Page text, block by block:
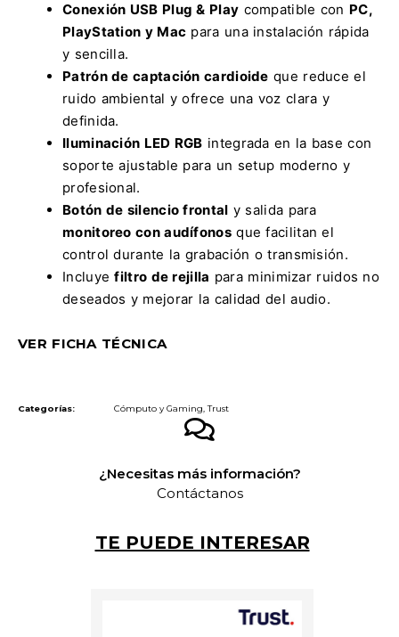
Conexión USB Plug & Play compatible con PC,
PlayStation y Mac para una instalación rápida
y sencilla.
Patrón de captación cardioide que reduce el
ruido ambiental y ofrece una voz clara y
definida.
Iluminación LED RGB integrada en la base con
soporte ajustable para un setup moderno y
profesional.
Botón de silencio frontal y salida para
monitoreo con audífonosque facilitan el
control durante la grabación o transmisión.
Incluyefiltro de rejilla para minimizar ruidos no
deseados y mejorar la calidad del audio.
VER FICHA TÉCNICA
Categorías: Cómputo y Gaming,Trust
¿Necesitas más información?
Contáctanos
TE PUEDE INTERESAR